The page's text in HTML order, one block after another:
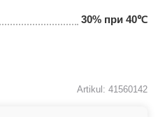
30% при 40℃
Artikul: 41560142